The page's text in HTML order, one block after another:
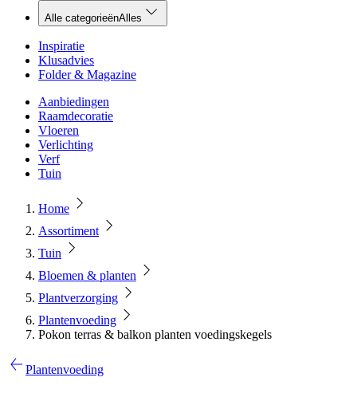
Alle categorieënAlles
Inspiratie
Klusadvies
Folder & Magazine
Aanbiedingen
Raamdecoratie
Vloeren
Verlichting
Verf
Tuin
Home
Assortiment
Tuin
Bloemen & planten
Plantverzorging
Plantenvoeding
Pokon terras & balkon planten voedingskegels
Plantenvoeding